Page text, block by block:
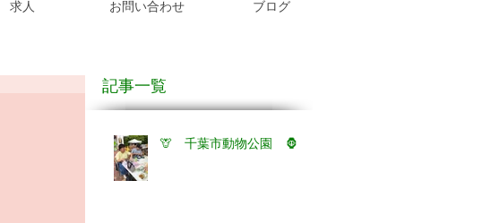
求人 お問い合わせ ブログ
記事一覧
🦒 千葉市動物公園 🦍